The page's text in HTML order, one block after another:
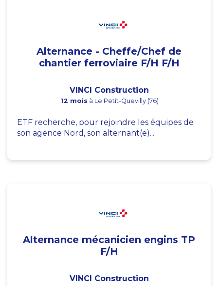
Alternance - Cheffe/Chef de
chantier ferroviaire F/H F/H
VINCI Construction
12 mois à Le Petit-Quevilly (76)
ETF recherche, pour rejoindre les équipes de
son agence Nord, son alternant(e)...
Alternance mécanicien engins TP
F/H
VINCI Construction